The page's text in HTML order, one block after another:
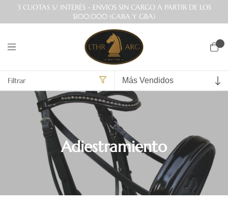
3 CUOTAS S/ INTERÉS - ENVIOS SIN CARGO A PARTIR DE LOS
$100.000 (CABA Y GBA)
Filtrar
Inicio > Talabartería > Adiestramiento
Adiestramiento